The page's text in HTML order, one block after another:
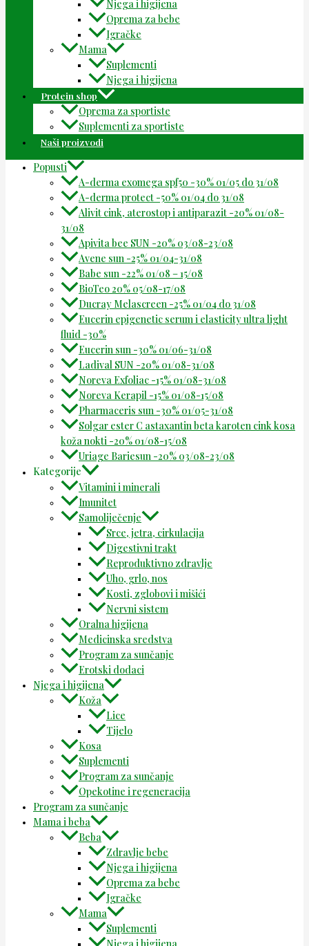
Njega i higijena
Oprema za bebe
Igračke
Mama
Suplementi
Njega i higijena
Protein shop
Oprema za sportiste
Suplementi za sportiste
Naši proizvodi
Popusti
A-derma exomega spf50 -30% 01/05 do 31/08
A-derma protect -50% 01/04 do 31/08
Alivit cink, aterostop i antiparazit -20% 01/08-
31/08
Apivita bee SUN -20% 03/08-23/08
Avene sun -25% 01/04-31/08
Babe sun -22% 01/08 – 15/08
BioTeo 20% 05/08-17/08
Ducray Melascreen -25% 01/04 do 31/08
Eucerin epigenetic serum i elasticity ultra light
fluid -30%
Eucerin sun -30% 01/06-31/08
Ladival SUN -20% 01/08-31/08
Noreva Exfoliac -15% 01/08-31/08
Noreva Kerapil -15% 01/08-15/08
Pharmaceris sun -30% 01/05-31/08
Solgar ester C astaxantin beta karoten cink kosa
koža nokti -20% 01/08-15/08
Uriage Bariesun -20% 03/08-23/08
Kategorije
Vitamini i minerali
Imunitet
Samoliječenje
Srce, jetra, cirkulacija
Digestivni trakt
Reproduktivno zdravlje
Uho, grlo, nos
Kosti, zglobovi i mišići
Nervni sistem
Oralna higijena
Medicinska sredstva
Program za sunčanje
Erotski dodaci
Njega i higijena
Koža
Lice
Tijelo
Kosa
Suplementi
Program za sunčanje
Opekotine i regeneracija
Program za sunčanje
Mama i beba
Beba
Zdravlje bebe
Njega i higijena
Oprema za bebe
Igračke
Mama
Suplementi